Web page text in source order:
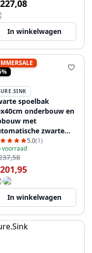
In winkelwagen
spoelbak
onderbouw en
met
zwarte
1208971851
5.0(1)
voorraad
In winkelwagen